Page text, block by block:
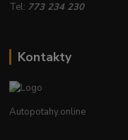
Tel: 773 234 230
Kontakty
Autopotahy.online